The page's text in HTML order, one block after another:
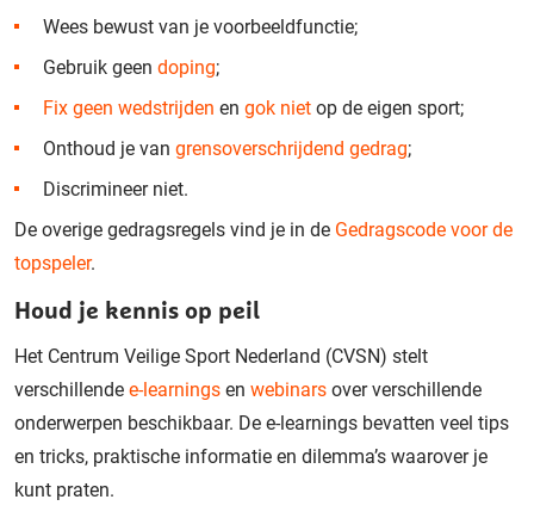
Wees bewust van je voorbeeldfunctie;
Gebruik geen doping;
Fix geen wedstrijden en gok niet op de eigen sport;
Onthoud je van grensoverschrijdend gedrag;
Discrimineer niet.
De overige gedragsregels vind je in de Gedragscode voor de
topspeler.
Houd je kennis op peil
Het Centrum Veilige Sport Nederland (CVSN) stelt
verschillende e-learnings en webinars over verschillende
onderwerpen beschikbaar. De e-learnings bevatten veel tips
en tricks, praktische informatie en dilemma’s waarover je
kunt praten.